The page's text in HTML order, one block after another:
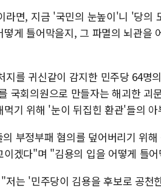
라면, 지금 '국민의 눈높이'니 '당의
게 틀어막을지, 그 파멸의 뇌관을
지를 귀신같이 감지한 민주당 64명
국회의원으로 만들자는 해괴한 괴
먹기 위해 '눈이 뒤집힌 환관'들의
부정부패 혐의를 덮어버리기 위
이겠다"며 "김용의 입을 어떻게 틀
저는 '민주당이 김용을 후보로 공천